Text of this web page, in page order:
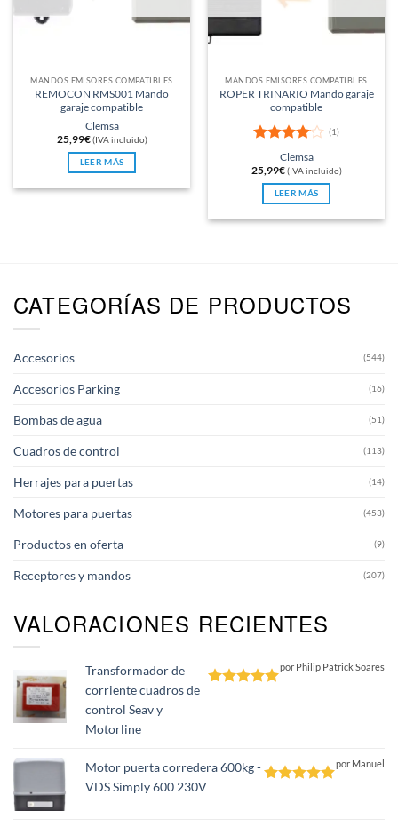
MANDOS EMISORES COMPATIBLES
REMOCON RMS001 Mando
garaje compatible
Clemsa
25,99€ (IVA incluido)
LEER MÁS
MANDOS EMISORES COMPATIBLES
ROPER TRINARIO Mando garaje
compatible
Valorado
con4de
(1)
Clemsa
25,99€ (IVA incluido)
LEER MÁS
CATEGORÍAS DE PRODUCTOS
Accesorios (544)
Accesorios Parking (16)
Bombas de agua (51)
Cuadros de control (113)
Herrajes para puertas (14)
Motores para puertas (453)
Productos en oferta (9)
Receptores y mandos (207)
VALORACIONES RECIENTES
Transformador de
corriente cuadros de
control Seav y
Motorline
por Philip Patrick Soares
Motor puerta corredera 600kg -
VDS Simply 600 230V
por Manuel